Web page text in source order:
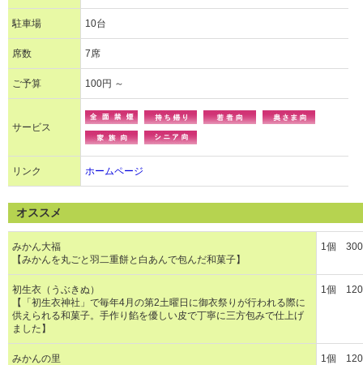
駐車場 10台
席数 7席
ご予算 100円 ～
サービス
リンク ホームページ
オススメ
みかん大福
【みかんを丸ごと羽二重餅と白あんで包んだ和菓子】
1個 300
初生衣（うぶきぬ）
【「初生衣神社」で毎年4月の第2土曜日に御衣祭りが行われる際に
供えられる和菓子。手作り餡を優しい皮で丁寧に三方包みで仕上げ
ました】
1個 120
みかんの里
1個 120